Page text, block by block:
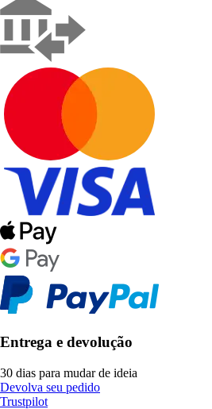
Entrega e devolução
30 dias para mudar de ideia
Devolva seu pedido
Trustpilot